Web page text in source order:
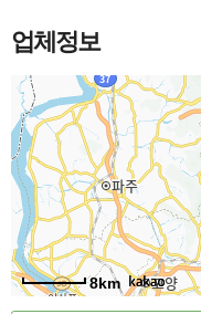
업체정보
8km